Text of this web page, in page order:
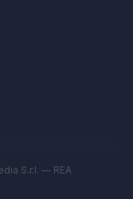
S.r.l. — REA